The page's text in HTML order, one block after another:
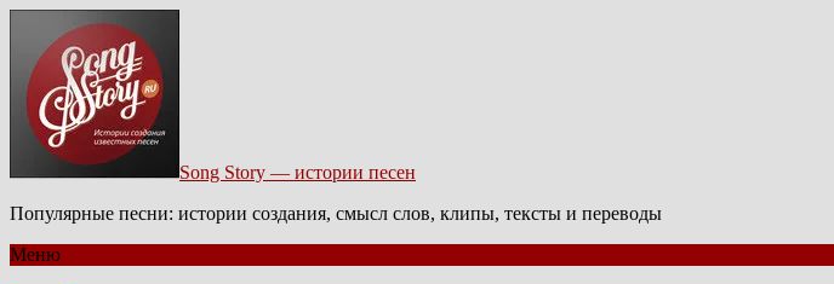
Song Story — истории песен
Популярные песни: истории создания, смысл слов, клипы, тексты и переводы
Меню